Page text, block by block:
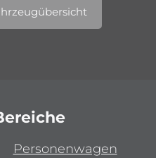
Personenwagen